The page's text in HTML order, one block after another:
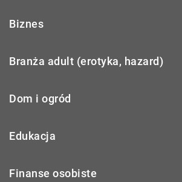
Biznes
Branża adult (erotyka, hazard)
Dom i ogród
Edukacja
Finanse osobiste